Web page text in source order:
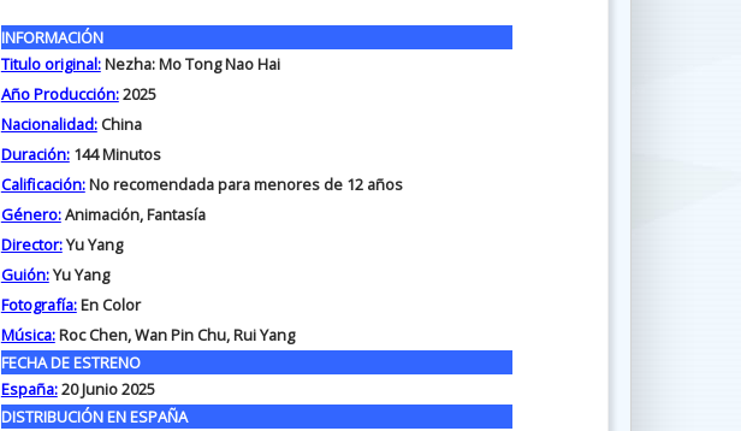
INFORMACIÓN
Titulo original:Nezha: Mo Tong Nao Hai
Año Producción:2025
Nacionalidad:China
Duración:144Minutos
Calificación:No recomendada para menores de 12 años
Género:Animación, Fantasía
Director:Yu Yang
Guión:Yu Yang
Fotografía:En Color
Música:Roc Chen, Wan Pin Chu, Rui Yang
FECHA DE ESTRENO
España:20 Junio 2025
DISTRIBUCIÓN EN ESPAÑA